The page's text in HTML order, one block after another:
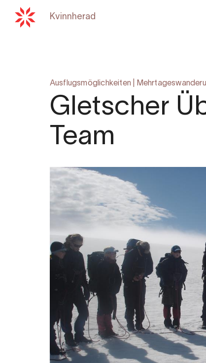
Kvinnherad
Ausflugsmöglichkeiten
Gletscher
Team